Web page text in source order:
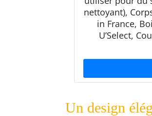
nettoyant),
in France,
U’Select,
Un design